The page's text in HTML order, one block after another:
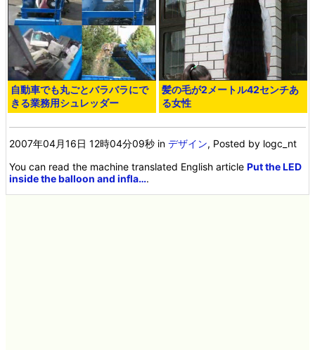
自動車でも丸ごとバラバラにで
きる業務用シュレッダー
髪の毛が2メートル42センチあ
る女性
2007年04月16日 12時04分09秒 inデザイン, Posted by logc_nt
You can read the machine translated English articlePut the LED
inside the balloon and infla….